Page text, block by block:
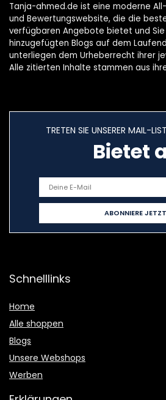
Tanja-ahmed.de ist eine moderne
und Bewertungswebsite, die die
verfügbaren Angebote bietet und
hinzugefügten Blogs auf dem
unterliegen dem Urheberrecht ihrer
Alle zitierten Inhalte stammen aus
TRETEN SIE UNSERER MAIL-
Bietet
Schnelllinks
Home
Alle shoppen
Blogs
Unsere Webshops
Werben